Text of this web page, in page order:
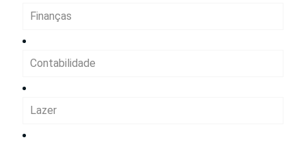
Finanças
Contabilidade
Lazer